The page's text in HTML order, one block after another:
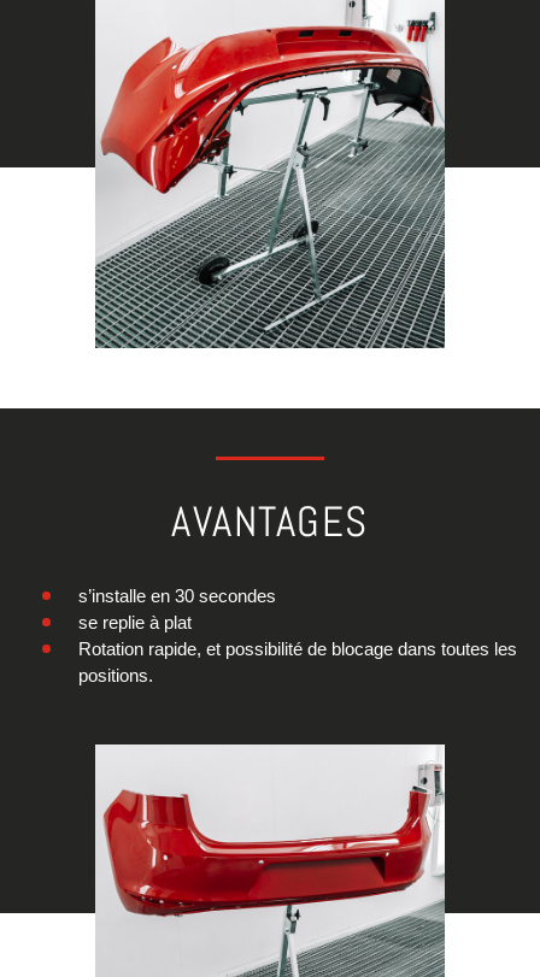
AVANTAGES
s’installe en 30 secondes
se replie à plat
Rotation rapide, et possibilité de blocage dans toutes les
positions.